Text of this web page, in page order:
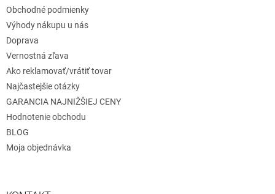
eObchodné podmienky
Výhody nákupu u nás
Doprava
Vernostná zľava
Ako reklamovať/vrátiť tovar
Najčastejšie otázky
GARANCIA NAJNIŽŠIEJ CENY
Hodnotenie obchodu
BLOG
Moja objednávka